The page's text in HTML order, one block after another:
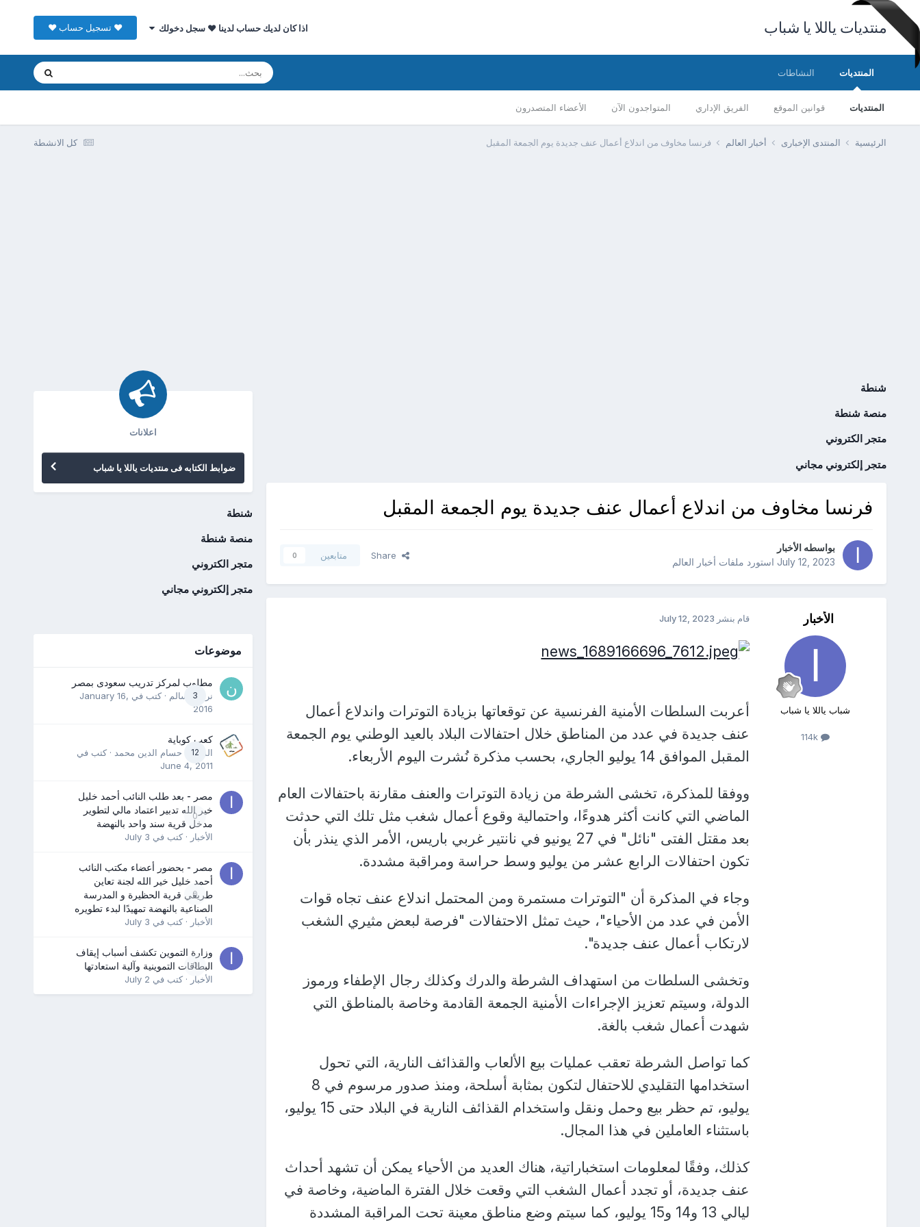
منتديات ياللا يا شباب اذا كان لديك حساب لدينا ♥ سجل دخولك ♥ تسجيل حساب ♥
المنتديات
المنتديات قوانين الموقع الفريق الإداري المتواجدون الآن الأعضاء المتصدرون
النشاطات
كل الانشطة الرئيسية المنتدى الإخبارى أخبار العالم فرنسا مخاوف من اندلاع أعمال عنف جديدة يوم الجمعة المقبل
شنطة
منصة شنطة
متجر الكتروني
متجر إلكتروني مجاني
فرنسا مخاوف من اندلاع أعمال عنف جديدة يوم الجمعة المقبل
بواسطه الأخبار
July 12, 2023استورد ملفات أخبار العالم
Share متابعين 0
الأخبار
شباب ياللا يا شباب
114k
قام بنشر July 12, 2023
أعربت السلطات الأمنية الفرنسية عن توقعاتها بزيادة التوترات واندلاع أعمال
عنف جديدة في عدد من المناطق خلال احتفالات البلاد بالعيد الوطني يوم الجمعة
المقبل الموافق 14 يوليو الجاري، بحسب مذكرة نُشرت اليوم الأربعاء.
ووفقا للمذكرة، تخشى الشرطة من زيادة التوترات والعنف مقارنة باحتفالات العام
الماضي التي كانت أكثر هدوءًا، واحتمالية وقوع أعمال شغب مثل تلك التي حدثت
بعد مقتل الفتى "نائل" في 27 يونيو في نانتير غربي باريس، الأمر الذي ينذر بأن
تكون احتفالات الرابع عشر من يوليو وسط حراسة ومراقبة مشددة.
وجاء في المذكرة أن "التوترات مستمرة ومن المحتمل اندلاع عنف تجاه قوات
الأمن في عدد من الأحياء"، حيث تمثل الاحتفالات "فرصة لبعض مثيري الشغب
لارتكاب أعمال عنف جديدة".
وتخشى السلطات من استهداف الشرطة والدرك وكذلك رجال الإطفاء ورموز
الدولة، وسيتم تعزيز الإجراءات الأمنية الجمعة القادمة وخاصة بالمناطق التي
شهدت أعمال شغب بالغة.
كما تواصل الشرطة تعقب عمليات بيع الألعاب والقذائف النارية، التي تحول
استخدامها التقليدي للاحتفال لتكون بمثابة أسلحة، ومنذ صدور مرسوم في 8
يوليو، تم حظر بيع وحمل ونقل واستخدام القذائف النارية في البلاد حتى 15 يوليو،
باستثناء العاملين في هذا المجال.
كذلك، وفقًا لمعلومات استخباراتية، هناك العديد من الأحياء يمكن أن تشهد أحداث
عنف جديدة، أو تجدد أعمال الشغب التي وقعت خلال الفترة الماضية، وخاصة في
ليالي 13 و14 و15 يوليو، كما سيتم وضع مناطق معينة تحت المراقبة المشددة
اعلانات
ضوابط الكتابه فى منتديات ياللا يا شباب
شنطة
منصة شنطة
متجر الكتروني
متجر إلكتروني مجاني
موضوعات
3
مطلوب لمركز تدريب سعودى بمصر
نرمين سالم · كتب في January 16,
2016
12
كعب كوباية
المدرب حسام الدين محمد · كتب في
June 4, 2011
0
مصر - بعد طلب النائب أحمد خليل
خير الله تدبير اعتماد مالي لتطوير
مدخل قرية سند واحد بالنهضة
الأخبار · كتب في July 3
0
مصر - بحضور أعضاء مكتب النائب
أحمد خليل خير الله لجنة تعاين
طريقي قرية الحظيرة و المدرسة
الصناعية بالنهضة تمهيدًا لبدء تطويره
الأخبار · كتب في July 3
0
وزارة التموين تكشف أسباب إيقاف
البطاقات التموينية وآلية استعادتها
الأخبار · كتب في July 2